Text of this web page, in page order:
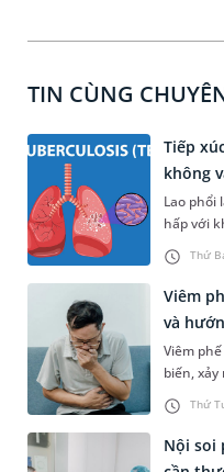
TIN CÙNG
Thứ
Tiếp
không
Lao phổi
hấp với
trong
tốt. Vậy
không,
mắc
bảo vệ
viết dưới
mắc
tầm soát
Thứ
Viêm
và
Viêm
biến, xảy
bị sưng
cơn ho
khó
người
Nội soi